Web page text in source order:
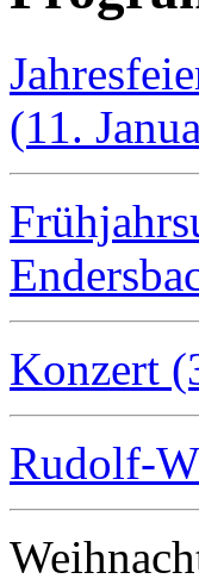
(11.
Konzert
Rudolf-